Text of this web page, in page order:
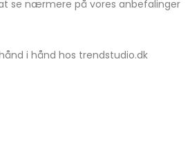
se nærmere på vores anbefalinger
i hånd hos trendstudio.dk